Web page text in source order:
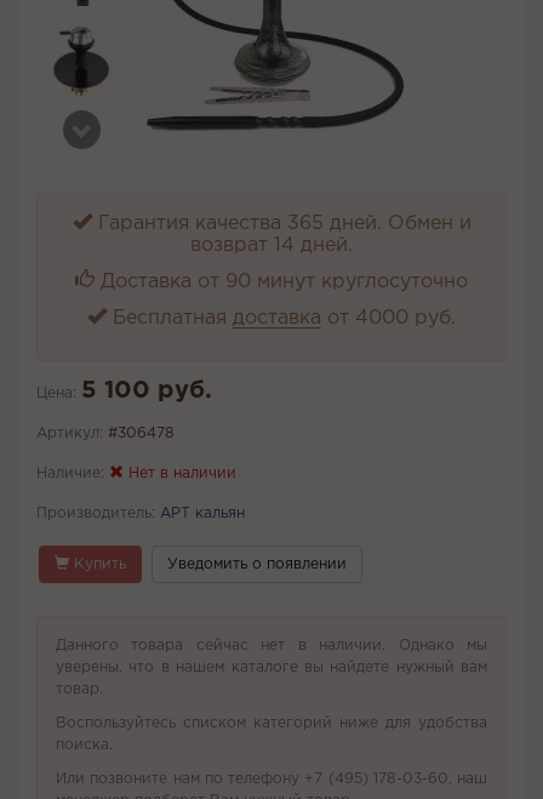
Гарантия качества 365 дней. Обмен и
возврат 14 дней.
Доставка от 90 минут круглосуточно
Бесплатная доставка от 4000 руб.
Цена: 5 100 руб.
Артикул: #306478
Наличие: Нет в наличии
Производитель: АРТ кальян
Купить Уведомить о появлении
Данного товара сейчас нет в наличии. Однако мы
уверены, что в нашем каталоге вы найдете нужный вам
товар.
Воспользуйтесь списком категорий ниже для удобства
поиска.
Или позвоните нам по телефону +7 (495) 178-03-60, наш